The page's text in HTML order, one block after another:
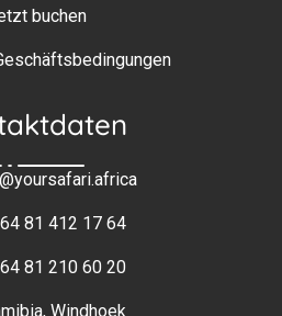
buchen
81 412 17 64
81 210 60 20
Windhoek